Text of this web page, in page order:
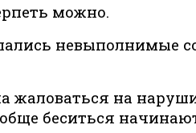
можно.
невыполнимые
на
беситься